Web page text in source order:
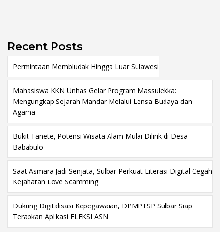
Recent Posts
Permintaan Membludak Hingga Luar Sulawesi
Mahasiswa KKN Unhas Gelar Program Massulekka:
Mengungkap Sejarah Mandar Melalui Lensa Budaya dan
Agama
Bukit Tanete, Potensi Wisata Alam Mulai Dilirik di Desa
Bababulo
Saat Asmara Jadi Senjata, Sulbar Perkuat Literasi Digital Cegah
Kejahatan Love Scamming
Dukung Digitalisasi Kepegawaian, DPMPTSP Sulbar Siap
Terapkan Aplikasi FLEKSI ASN